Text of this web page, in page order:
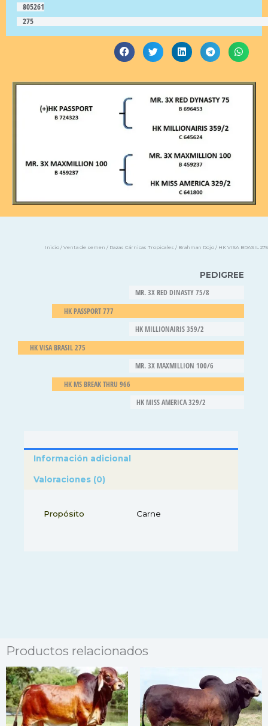
805261
275
Inicio / Venta de semen / Razas Cárnicas Tropicales / Brahman Rojo / HK VISA BRASIL 275
PEDIGREE
MR. 3X RED DINASTY 75/8
HK PASSPORT 777
HK MILLIONAIRIS 359/2
HK VISA BRASIL 275
MR. 3X MAXMILLION 100/6
HK MS BREAK THRU 966
HK MISS AMERICA 329/2
Información adicional
Valoraciones (0)
Propósito Carne
Productos relacionados